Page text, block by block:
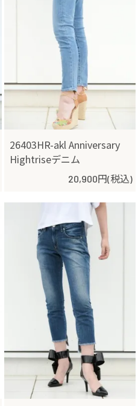
26403HR-akl Anniversary
Hightriseデニム
20,900円(税込)